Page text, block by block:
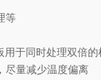
等
用于同时处理双倍的
尽量减少温度偏离